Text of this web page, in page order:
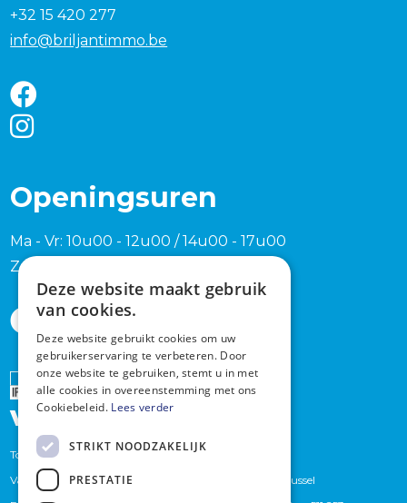
+32 15 420 277
info@briljantimmo.be
Openingsuren
Ma - Vr: 10u00 - 12u00 / 14u00 - 17u00
Zaterdag en zondag na afspraak
Erkend
vastgoedmakelaar
Toezichthoudende autoriteit : Beroepsinstituut van
Vastgoedmakelaars,Luxemburgstraat 16 B te 1000 Brussel
Deze website maakt gebruik
van cookies.
Deze website gebruikt cookies om uw
gebruikerservaring te verbeteren. Door
onze website te gebruiken, stemt u in met
alle cookies in overeenstemming met ons
Cookiebeleid. Lees verder
STRIKT NOODZAKELIJK
PRESTATIE